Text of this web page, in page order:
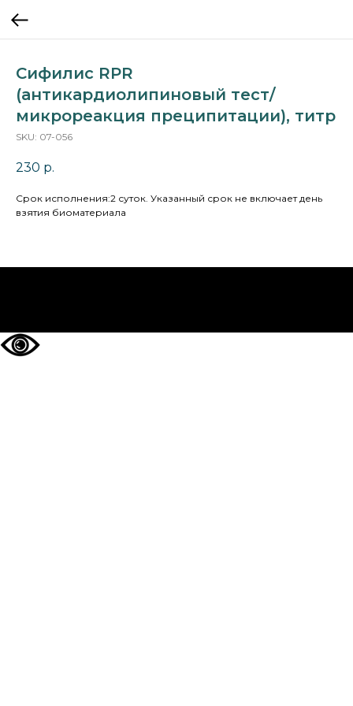
Сифилис RPR
(антикардиолипиновый тест/
микрореакция преципитации), титр
SKU: 07-056
230 р.
Cрок исполнения:2 суток. Указанный срок не включает день
взятия биоматериала